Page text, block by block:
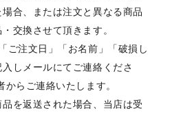
合、または注文と異なる商品
交換させて頂きます。
ご注文日」「お名前」「破損し
しメールにてご連絡くださ
らご連絡いたします。
を返送された場合、当店は受